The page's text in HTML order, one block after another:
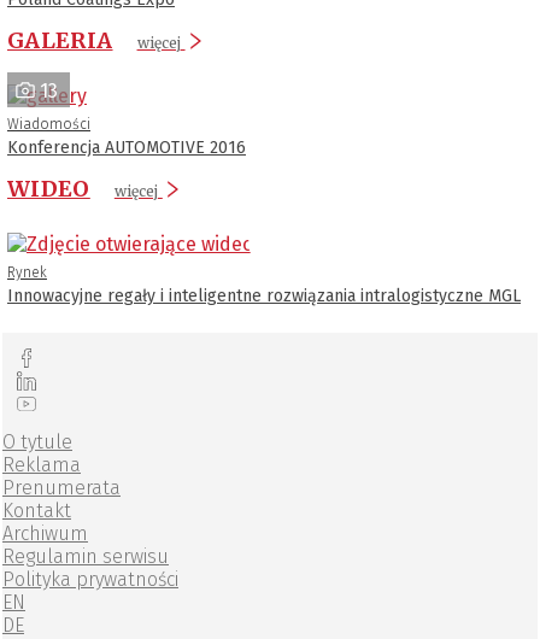
GALERIA więcej
13
Wiadomości
Konferencja AUTOMOTIVE 2016
WIDEO więcej
Rynek
Innowacyjne regały i inteligentne rozwiązania intralogistyczne MGL
O tytule
Reklama
Prenumerata
Kontakt
Archiwum
Regulamin serwisu
Polityka prywatności
EN
DE